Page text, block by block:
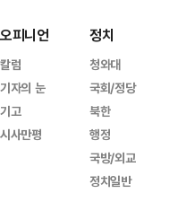
오피니언
칼럼
기자의 눈
기고
시사만평
정치
청와대
국회/정당
북한
행정
국방/외교
정치일반